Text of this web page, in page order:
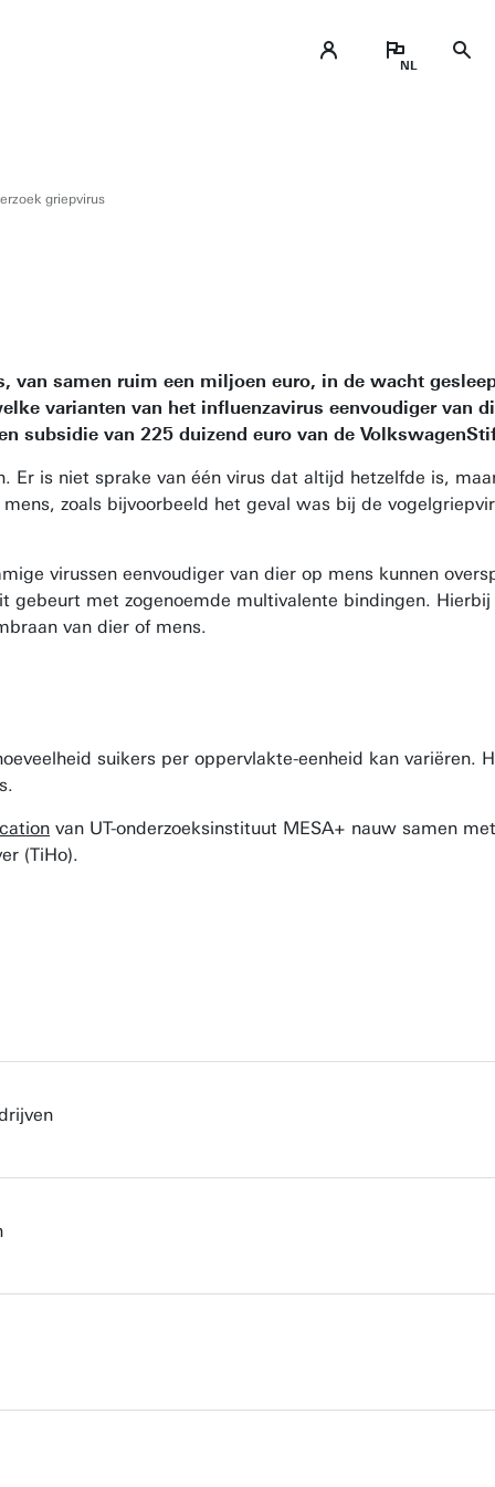
griepvirus
samen ruim een miljoen euro, in de wacht
varianten van het influenzavirus eenvoudiger van
subsidie van 225 duizend euro van de
is niet sprake van één virus dat altijd hetzelfde is,
zoals bijvoorbeeld het geval was bij de
virussen eenvoudiger van dier op mens kunnen
met zogenoemde multivalente bindingen.
van dier of mens.
suikers per oppervlakte-eenheid kan variëren.
van UT-onderzoeksinstituut MESA+ nauw samen
(TiHo).